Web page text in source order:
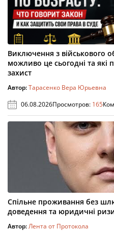
Виключення з військового
можливо це сьогодні та які
захист
Автор:Тарасенко Вера Юрьевна
06.08.2026Просмотров: 165
Спільне проживання без
доведення та юридичні
Автор:Лента от Протокола